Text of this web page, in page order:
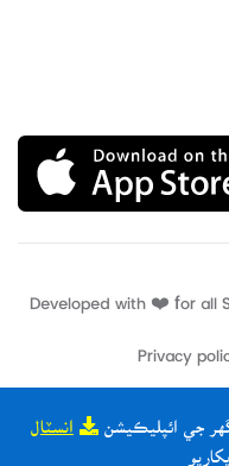
جي ائپليڪيشن انسٽال
Developed with ❤️ for all